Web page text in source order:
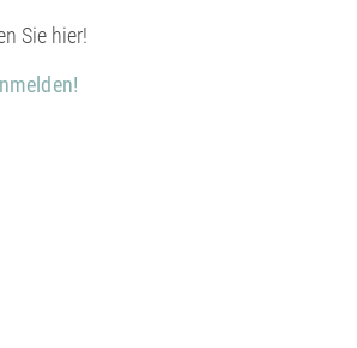
Sie hier!